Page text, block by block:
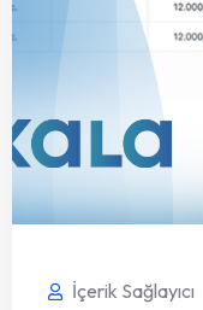
İçerik Sağlayıcı